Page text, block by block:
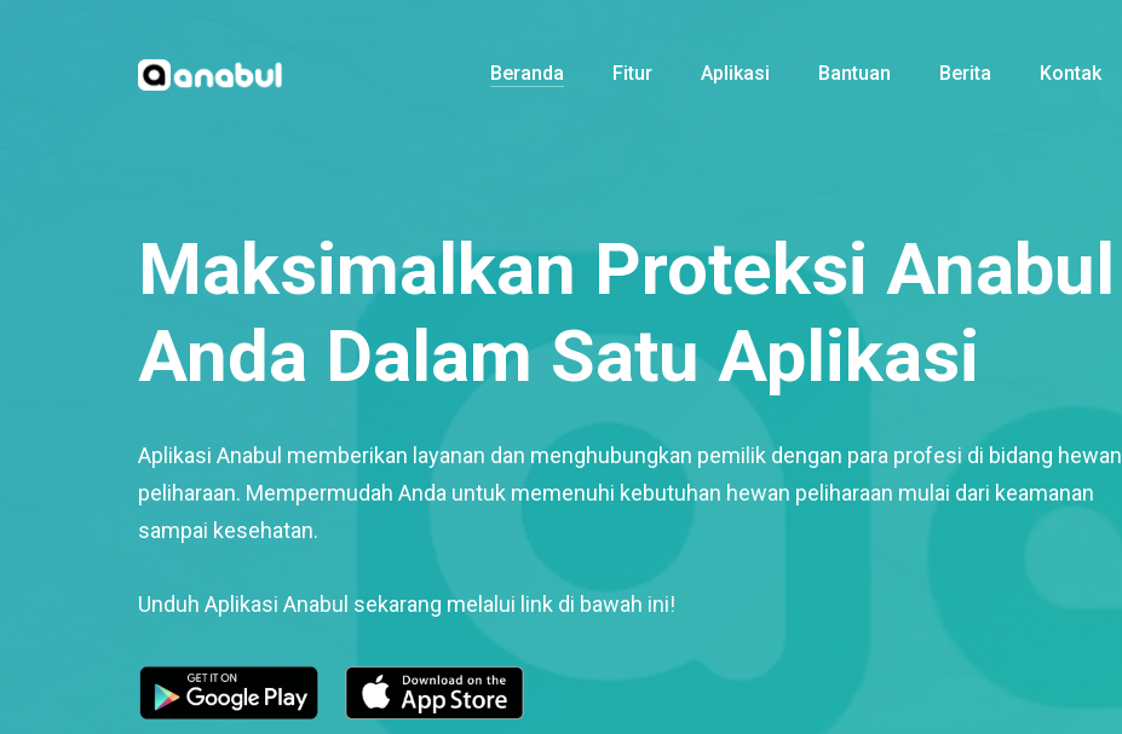
Beranda Fitur Aplikasi Bantuan Berita Kontak
Maksimalkan Proteksi Anabul
Anda Dalam Satu Aplikasi
Aplikasi Anabul memberikan layanan dan menghubungkan pemilik dengan para profesi di bidang hewan
peliharaan. Mempermudah Anda untuk memenuhi kebutuhan hewan peliharaan mulai dari keamanan
sampai kesehatan.
Unduh Aplikasi Anabul sekarang melalui link di bawah ini!